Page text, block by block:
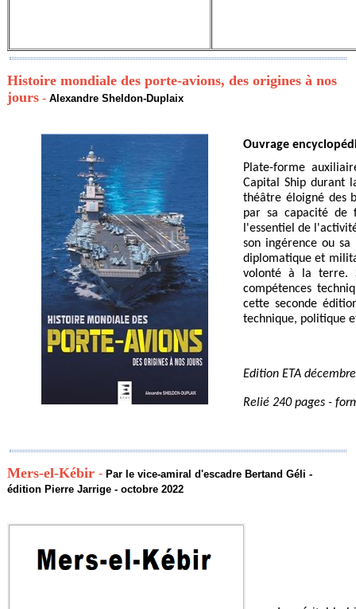
Histoire mondiale des porte-avions, des origines à nos
jours -Alexandre Sheldon-Duplaix
Ouvrage
Plate-forme
Capital Ship durant
théâtre éloigné des
par sa capacité de
l'essentiel de
son ingérence ou
diplomatique et
volonté à la terre.
compétences
cette seconde
technique, politique
Edition ETA
Relié 240 pages -
Mers-el-Kébir-Par le vice-amiral d'escadre Bertand Géli -
édition Pierre Jarrige - octobre 2022